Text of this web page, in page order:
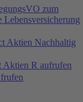
zum
Aktien Nachhaltig
Aktien R aufrufen